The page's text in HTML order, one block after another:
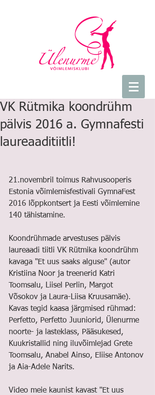
VK Rütmika koondrühm
pälvis 2016 a. Gymnafesti
laureaaditiitli!
21.novembril toimus Rahvusooperis
Estonia võimlemisfestivali GymnaFest
2016 lõppkontsert ja Eesti võimlemine
140 tähistamine.
Koondrühmade arvestuses pälvis
laureaadi tiitli VK Rütmika koondrühm
kavaga "Et uus saaks alguse" (autor
Kristiina Noor ja treenerid Katri
Toomsalu, Liisel Perlin, Margot
Võsokov ja Laura-Liisa Kruusamäe).
Kavas tegid kaasa järgmised rühmad:
Perfetto, Perfetto Juuniorid, Ülenurme
noorte- ja lasteklass, Pääsukesed,
Kuukristallid ning iluvõimlejad Grete
Toomsalu, Anabel Ainso, Eliise Antonov
ja Aia-Adele Narits.
Video meie kaunist kavast "Et uus